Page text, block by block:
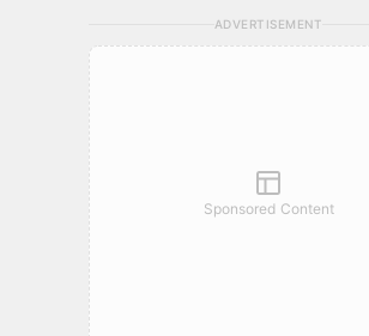
ADVERTISEMENT
Sponsored Content